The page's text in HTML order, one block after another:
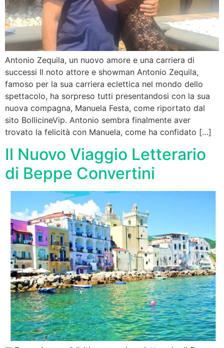
Antonio Zequila, un nuovo amore e una carriera di
successi Il noto attore e showman Antonio Zequila,
famoso per la sua carriera eclettica nel mondo dello
spettacolo, ha sorpreso tutti presentandosi con la sua
nuova compagna, Manuela Festa, come riportato dal
sito BollicineVip. Antonio sembra finalmente aver
trovato la felicità con Manuela, come ha confidato […]
Il Nuovo Viaggio Letterario
di Beppe Convertini